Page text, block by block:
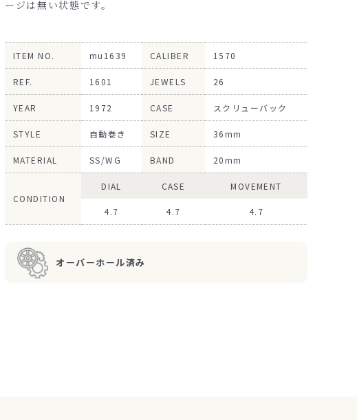
ージは無い状態です。
ITEM NO. mu1639 CALIBER 1570
REF. 1601 JEWELS 26
YEAR 1972 CASE スクリューバック
STYLE 自動巻き SIZE 36mm
MATERIAL SS/WG BAND 20mm
CONDITION
DIAL CASE MOVEMENT
4.7 4.7 4.7
オーバーホール済み